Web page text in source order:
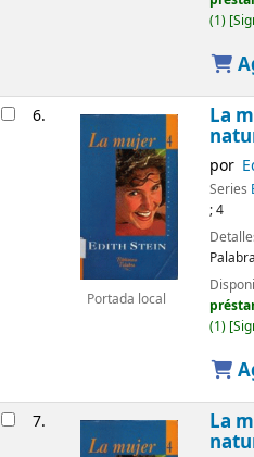
(1)
6.
Portada local
La
por
Series
; 4
(1)
7. La